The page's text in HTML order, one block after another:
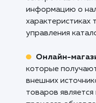
Свяжитесь с
как наша услуга
(прайса) из
вашему
продуктивным и
команда готова
и помочь вам в